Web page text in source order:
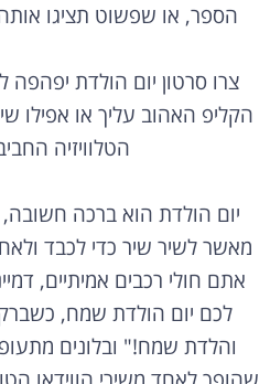
הספר, או שפשוט תציגו
צרו סרטון יום הולדת
הקליפ האהוב עליך או אפילו
הטלוויזיה
יום הולדת הוא ברכה חשובה,
מאשר לשיר שיר כדי לכבד
אתם חולי רכבים אמיתיים,
לכם יום הולדת שמח,
והלדת שמח!" ובלונים